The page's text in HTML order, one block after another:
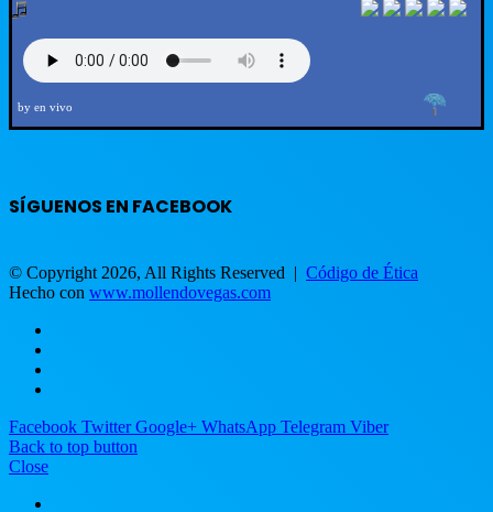
by en vivo
SÍGUENOS EN FACEBOOK
© Copyright 2026, All Rights Reserved | Código de Ética
Hecho con www.mollendovegas.com
Facebook Twitter Google+ WhatsApp Telegram Viber
Back to top button
Close